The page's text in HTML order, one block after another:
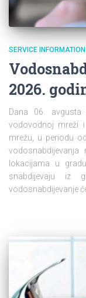
SERVICE INFORMATION
2026.
Dana 06.
vodovodnoj mreži
mrežu, u periodu
lokacijama u
snabdijevaju iz
vodosnabdijevanje